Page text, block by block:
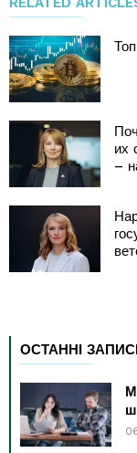
их
–
ОСТАННІ